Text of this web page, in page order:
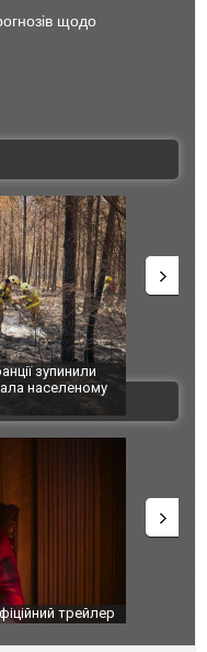
щодо
зупинили
населеному
Іноземні
показало
зброї
трейлер
Удар
матчу в